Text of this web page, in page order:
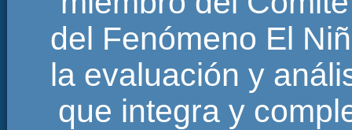
del Fenómeno El
la evaluación y
que integra y